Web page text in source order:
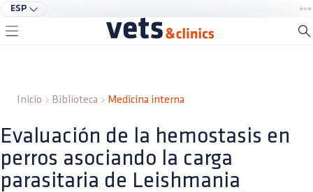
ESP
Inicio Biblioteca Medicina interna
Evaluación de la hemostasis en
perros asociando la carga
parasitaria de Leishmania